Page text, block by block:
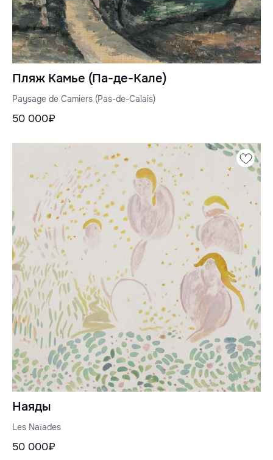
Пляж Камье (Па-де-Кале)
Paysage de Camiers (Pas-de-Calais)
50 000₽
Наяды
Les Naïades
50 000₽